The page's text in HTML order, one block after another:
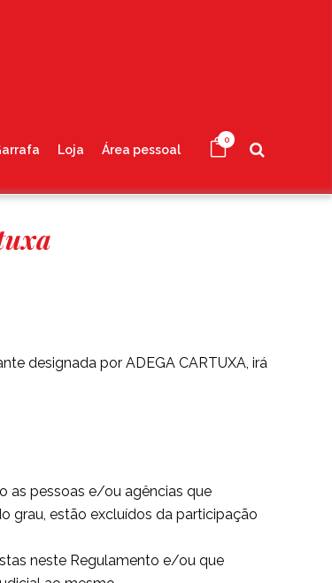
Loja Área pessoal
0
designada por ADEGA CARTUXA, irá
as pessoas e/ou agências que
grau, estão excluídos da participação
neste Regulamento e/ou que